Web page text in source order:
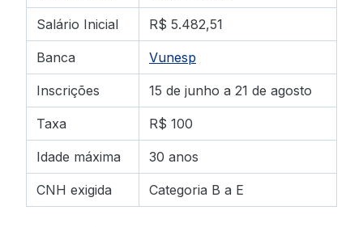
Salário Inicial R$ 5.482,51
Banca Vunesp
Inscrições 15 de junho a 21 de agosto
Taxa R$ 100
Idade máxima 30 anos
CNH exigida Categoria B a E